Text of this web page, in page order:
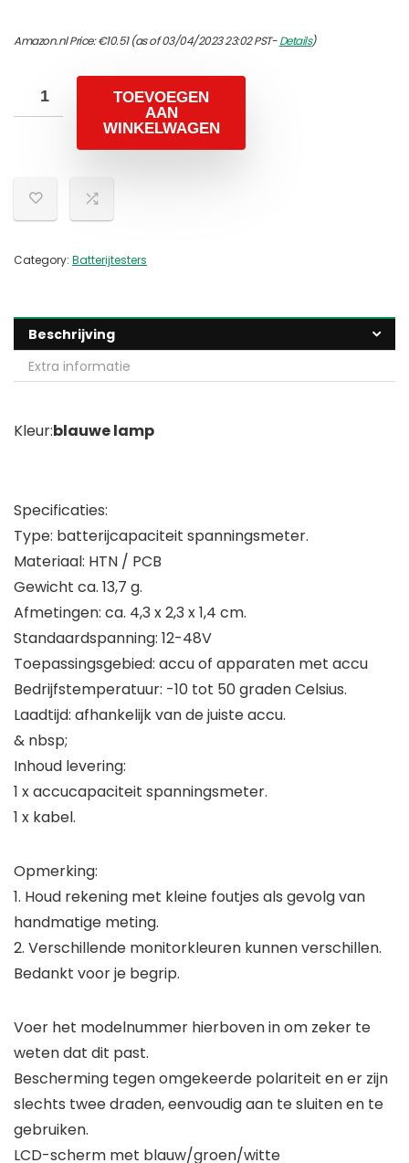
Amazon.nl Price:€10.51(as of 03/04/2023 23:02 PST-Details)
TOEVOEGEN
AAN
WINKELWAGEN
Category: Batterijtesters
Beschrijving
Extra informatie
Kleur:blauwe lamp
Specificaties:
Type: batterijcapaciteit spanningsmeter.
Materiaal: HTN / PCB
Gewicht ca. 13,7 g.
Afmetingen: ca. 4,3 x 2,3 x 1,4 cm.
Standaardspanning: 12-48V
Toepassingsgebied: accu of apparaten met accu
Bedrijfstemperatuur: -10 tot 50 graden Celsius.
Laadtijd: afhankelijk van de juiste accu.
& nbsp;
Inhoud levering:
1 x accucapaciteit spanningsmeter.
1 x kabel.
Opmerking:
1. Houd rekening met kleine foutjes als gevolg van
handmatige meting.
2. Verschillende monitorkleuren kunnen verschillen.
Bedankt voor je begrip.
Voer het modelnummer hierboven in om zeker te
weten dat dit past.
Bescherming tegen omgekeerde polariteit en er zijn
slechts twee draden, eenvoudig aan te sluiten en te
gebruiken.
LCD-scherm met blauw/groen/witte